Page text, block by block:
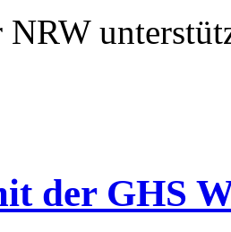
der GHS